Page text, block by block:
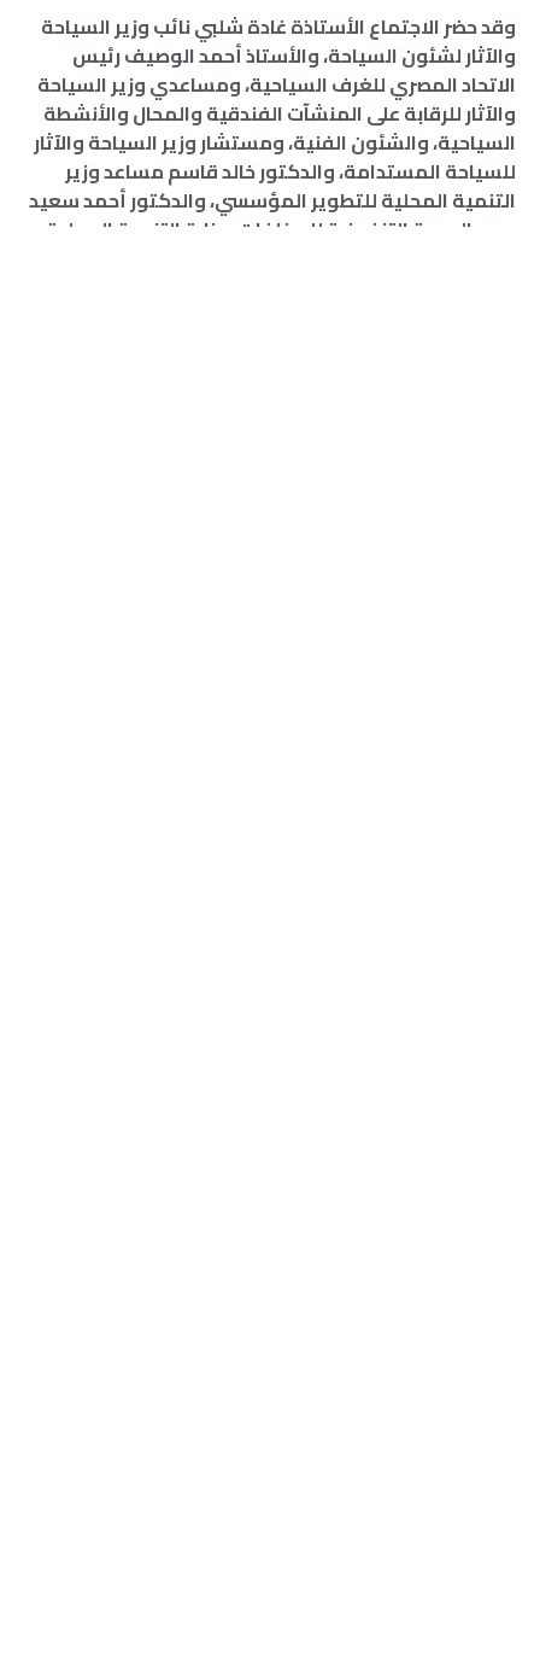
وقد حضر الاجتماع الأستاذة غادة شلبي نائب وزير السياحة
والآثار لشئون السياحة، والأستاذ أحمد الوصيف رئيس
الاتحاد المصري للغرف السياحية، ومساعدي وزير السياحة
والآثار للرقابة على المنشآت الفندقية والمحال والأنشطة
السياحية، والشئون الفنية، ومستشار وزير السياحة والآثار
للسياحة المستدامة، والدكتور خالد قاسم مساعد وزير
التنمية المحلية للتطوير المؤسسي، والدكتور أحمد سعيد
مدير الوحدة التنفيذية للمخلفات بوزارة التنمية المحلية،